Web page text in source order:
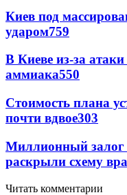
Киев под
ударом759
В Киеве из-за
аммиака550
Стоимость плана
почти вдвое303
Миллионный залог
раскрыли схему
Читать комментарии